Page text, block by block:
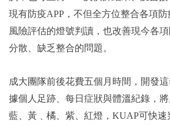
現有防疫APP，不但全方位整合各項
風險評估的燈號判讀，也改善現今各
分散、缺乏整合的問題。
成大團隊前後花費五個月時間，開發
據個人足跡、每日症狀與體溫紀錄，將
藍、黃﹑橘、紫、紅燈，KUAP可快速